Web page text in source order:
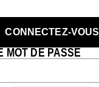
CONNECTEZ-VOUS
MOT DE PASSE